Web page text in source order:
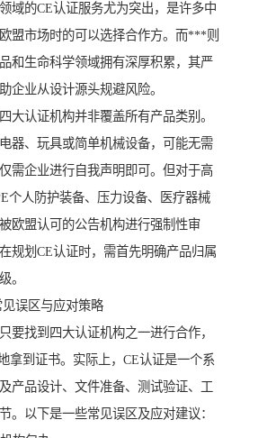
域的CE认证服务尤为突出，是许多中
盟市场时的可以选择合作方。而***则
和生命科学领域拥有深厚积累，其严
企业从设计源头规避风险。
大认证机构并非覆盖所有产品类别。
器、玩具或简单机械设备，可能无需
需企业进行自我声明即可。但对于高
个人防护装备、压力设备、医疗器械
欧盟认可的公告机构进行强制性审
规划CE认证时，需首先明确产品归属
。
误区与应对策略
要找到四大认证机构之一进行合作，
拿到证书。实际上，CE认证是一个系
产品设计、文件准备、测试验证、工
。以下是一些常见误区及应对建议：